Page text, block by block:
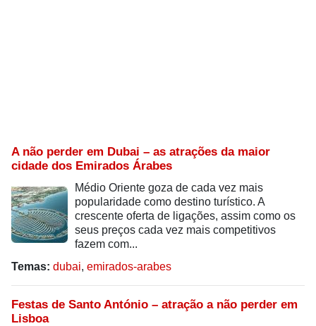
A não perder em Dubai – as atrações da maior
cidade dos Emirados Árabes
Médio Oriente goza de cada vez mais
popularidade como destino turístico. A
crescente oferta de ligações, assim como os
seus preços cada vez mais competitivos
fazem com...
Temas: dubai, emirados-arabes
Festas de Santo António – atração a não perder em
Lisboa